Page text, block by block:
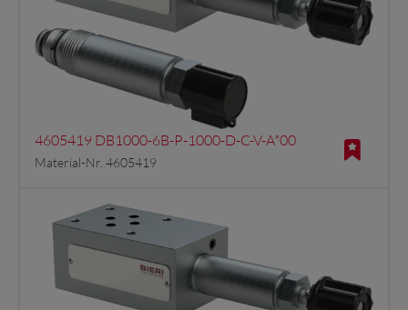
4605419 DB1000-6B-P-1000-D-C-V-A*00
Material-Nr. 4605419